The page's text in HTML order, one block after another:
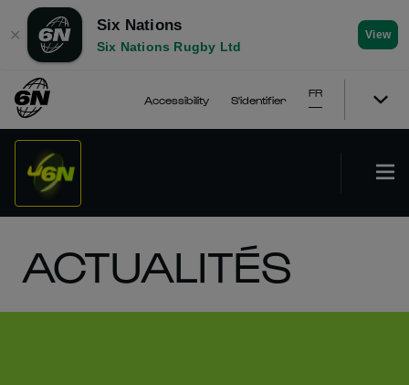
✕
Six Nations
Six Nations Rugby Ltd
View
Accessibility S'identifier
FR
ACTUALITÉS